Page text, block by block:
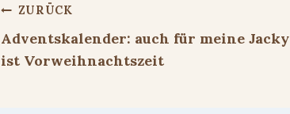
Beitragsnavigation
ZURÜCK
Adventskalender: auch für meine Jacky
ist Vorweihnachtszeit